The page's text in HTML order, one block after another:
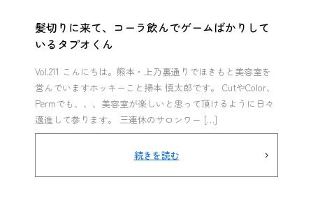
髪切りに来て、コーラ飲んでゲームばかりして
いるタプオくん
Vol.211 こんにちは。熊本・上乃裏通りでほきもと美容室を
営んでいますホッキーこと掃本 慎太郎です。 CutやColor、
Permでも、、、美容室が楽しいと思って頂けるように日々
邁進して参ります。 三連休のサロンワー […]
続きを読む